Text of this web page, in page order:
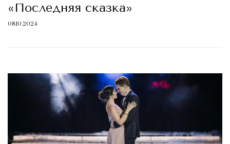
«Последняя сказка»
08.10.2024